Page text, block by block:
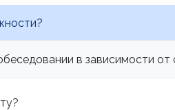
в зависимости от